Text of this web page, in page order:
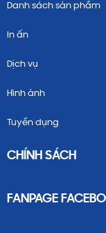
Danh sách sản phẩm
In ấn
Dịch vụ
Hình ảnh
Tuyển dụng
CHÍNH SÁCH
FANPAGE